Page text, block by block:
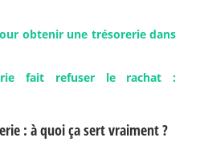
obtenir une trésorerie dans
fait refuser le rachat :
: à quoi ça sert vraiment ?